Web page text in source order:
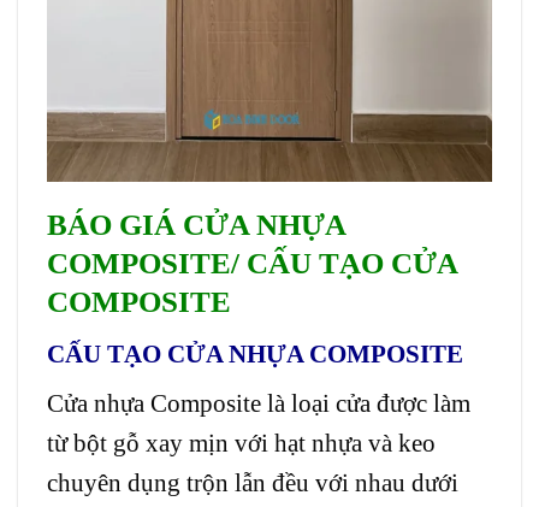
BÁO GIÁ CỬA NHỰA
COMPOSITE/ CẤU TẠO CỬA
COMPOSITE
CẤU TẠO CỬA NHỰA COMPOSITE
Cửa nhựa Composite là loại cửa được làm
từ bột gỗ xay mịn với hạt nhựa và keo
chuyên dụng trộn lẫn đều với nhau dưới